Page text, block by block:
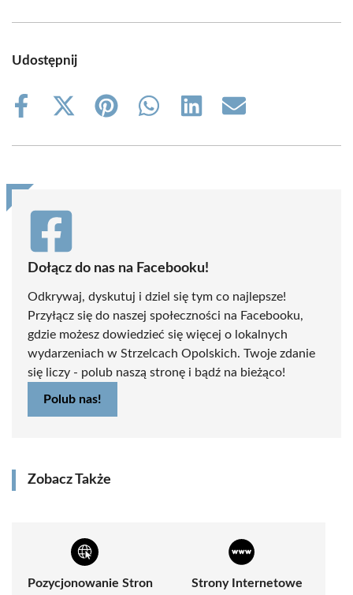
Udostępnij
Share
Share
(Twitter)
Share
Share
Share
Share
Dołącz do nas na Facebooku!
Odkrywaj, dyskutuj i dziel się tym co najlepsze!
Przyłącz się do naszej społeczności na Facebooku,
gdzie możesz dowiedzieć się więcej o lokalnych
wydarzeniach w Strzelcach Opolskich. Twoje zdanie
się liczy - polub naszą stronę i bądź na bieżąco!
Polub nas!
Zobacz Także
Pozycjonowanie Stron
Strony Internetowe